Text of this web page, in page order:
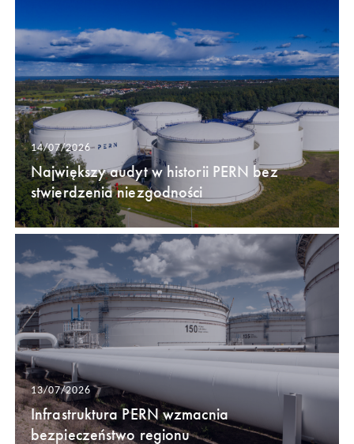
14/07/2026
Największy audyt w historii PERN bez
stwierdzenia niezgodności
13/07/2026
Infrastruktura PERN wzmacnia
bezpieczeństwo regionu